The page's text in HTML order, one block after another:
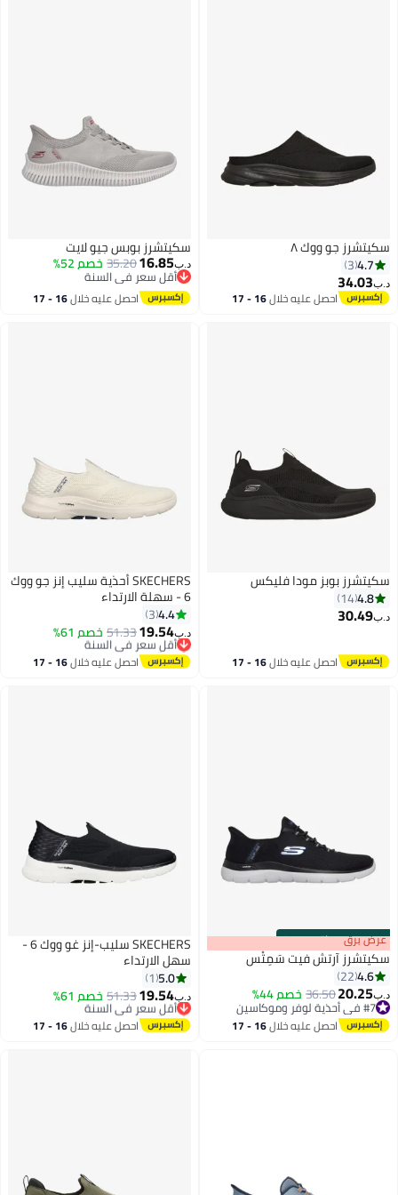
2
سكيتشرز جو ووك ٨
4.7
3
د.ب‏34.03
احصل عليه خلال 16 - 17
سكيتشرز بوبس جيو لايت
د.ب‏16.85
35.20خصم 52%
أقل سعر في السنة
أقل سعر في السنة
احصل عليه خلال 16 - 17
سكيتشرز بوبز مودا فليكس
4.8
14
د.ب‏30.49
احصل عليه خلال 16 - 17
SKECHERS أحذية سليب إنز جو ووك
6 - سهلة الارتداء
4.4
3
د.ب‏19.54
51.33خصم 61%
أقل سعر في السنة
بتخلّص بسرعة
أقل سعر في السنة
احصل عليه خلال 16 - 17
00m:00s
·باقي 100%
5
عرض برق
سكيتشرز آرتش فيت سَمِتْس
4.6
22
د.ب‏20.25
36.50خصم 44%
#7 في أحذية لوفر وموكاسين
#7 في أحذية لوفر وموكاسين احصل عليه خلال 16 - 17
SKECHERS سليب-إنز غو ووك 6 -
سهل الارتداء
5.0
1
د.ب‏19.54
51.33خصم 61%
أقل سعر في السنة
بتخلّص بسرعة
أقل سعر في السنة
احصل عليه خلال 16 - 17